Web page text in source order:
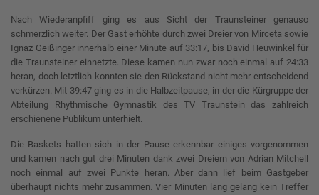
Nach Wiederanpfiff ging es aus Sicht der Traunsteiner genauso
schmerzlich weiter. Der Gast erhöhte durch zwei Dreier von Mirceta sowie
Ignaz Geißinger innerhalb einer Minute auf 33:17, bis David Heuwinkel für
die Traunsteiner einnetzte. Diese kamen nun zwar noch einmal auf 24:33
heran, doch letztlich konnten sie den Rückstand nicht mehr entscheidend
verkürzen. Mit 39:47 ging es in die Halbzeitpause, in der die Kürgruppe der
Abteilung Rhythmische Gymnastik des TV Traunstein das zahlreich
erschienene Publikum unterhielt.
Die Baskets hatten sich in der Pause erkennbar einiges vorgenommen
und kamen nach gut drei Minuten dank zwei Dreiern von Adrian Mitchell
noch einmal auf zwei Punkte heran. Aber dann lief beim Gastgeber
überhaupt nichts mehr zusammen. Vier Minuten lang gelang kein Treffer